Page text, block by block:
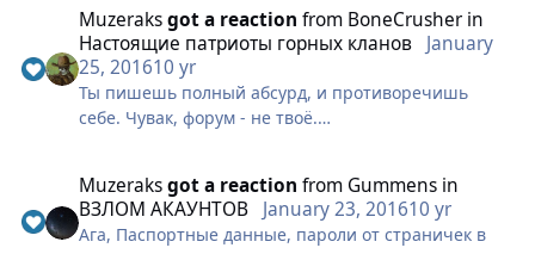
есть (хотя-бы у некоторых), а вот СТАНОВ никаких
нет.
Вообще никаких, а хотя стоп, добавили же стан в
последней обнове? как там скилл называется?
ты юзаешь навык, и только когда ты юзаешь
перемир, оно станит на 2 секунды.
Muzeraksgot a reaction from BoneCrusher in
Настоящие патриоты горных кланов
January
25, 201610 yr
Ты пишешь полный абсурд, и противоречишь
себе. Чувак, форум - не твоё.
цель - очистить свой кишечник от кала .
Ну а если тебе промыли мозги такие же
Muzeraksgot a reaction from Gummens in
ВЗЛОМ АКАУНТОВ
January 23, 201610 yr
Ага, Паспортные данные, пароли от страничек в